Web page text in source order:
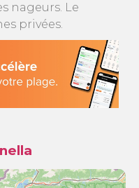
nageurs. Le
privées.